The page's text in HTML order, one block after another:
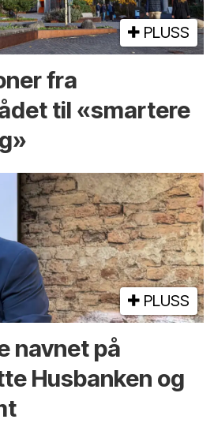
PLUSS
fra
til «smartere
PLUSS
navnet på
Husbanken og